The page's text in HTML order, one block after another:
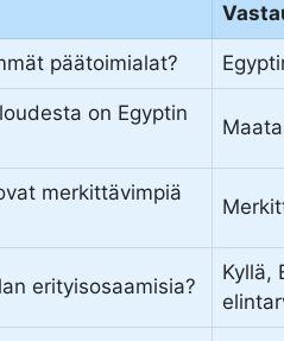
päätoimialat?
on Egyptin
merkittävimpiä
erityisosaamisia?
Kyllä,